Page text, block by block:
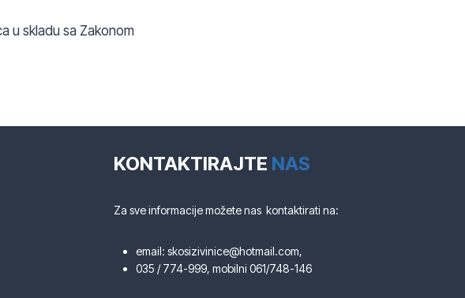
u skladu sa Zakonom
KONTAKTIRAJTE NAS
Za sve informacije možete nas kontaktirati na:
email: skosizivinice@hotmail.com,
035 / 774-999, mobilni 061/748-146